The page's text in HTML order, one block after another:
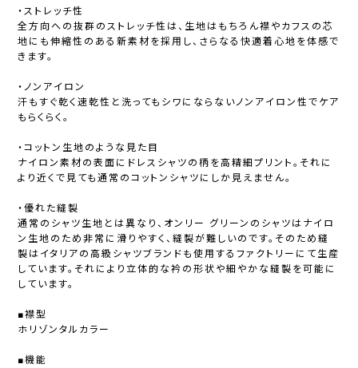
・ストレッチ性
全方向への抜群のストレッチ性は、生地はもちろん襟やカフスの芯
地にも伸縮性のある新素材を採用し、さらなる快適着心地を体感で
きます。
・ノンアイロン
汗もすぐ乾く速乾性と洗ってもシワにならないノンアイロン性でケア
もらくらく。
・コットン生地のような見た目
ナイロン素材の表面にドレスシャツの柄を高精細プリント。それに
より近くで見ても通常のコットンシャツにしか見えません。
・優れた縫製
通常のシャツ生地とは異なり、オンリー グリーンのシャツはナイロ
ン生地のため非常に滑りやすく、縫製が難しいのです。そのため縫
製はイタリアの高級シャツブランドも使用するファクトリーにて生産
しています。それにより立体的な衿の形状や細やかな縫製を可能に
しています。
■襟型
ホリゾンタルカラー
■機能